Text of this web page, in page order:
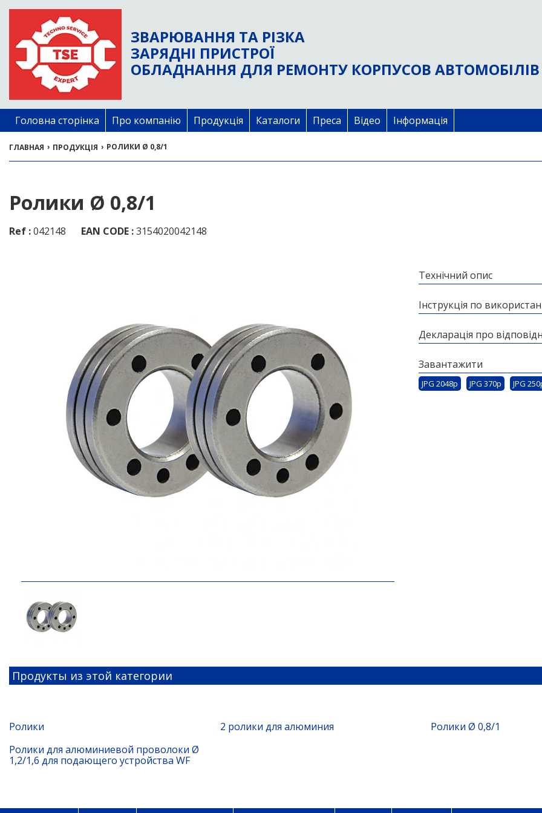
ЗВАРЮВАННЯ ТА РІЗКА
ЗАРЯДНІ ПРИСТРОЇ
ОБЛАДНАННЯ ДЛЯ РЕМОНТУ КОРПУСОВ АВТОМОБІЛІВ
Головна сторінка Про компанію Продукція Каталоги Преса Відео Інформація
ГЛАВНАЯ › ПРОДУКЦІЯ › РОЛИКИ Ø 0,8/1
Ролики Ø 0,8/1
Ref :042148 EAN CODE :3154020042148
Технічний опис
Інструкція по
Декларація про
Завантажити
JPG 2048p JPG 370p JPG
Продукты из этой категории
Ролики 2 ролики для алюминия
Ролики Ø 0,8/1
Ролики для алюминиевой проволоки Ø
1,2/1,6 для подающего устройства WF